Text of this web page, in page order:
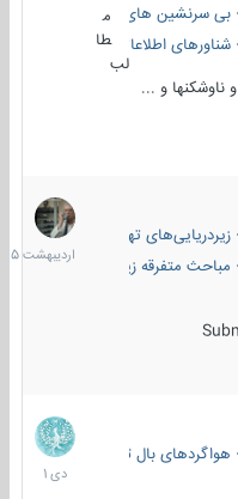
سرنشین های دریایی
اطلاعاتی و جاسوسی
طا
لب
و ...
تهاجمی
متفرقه زیرسطحی
31
1405
بال ثابت
12
دی
1401